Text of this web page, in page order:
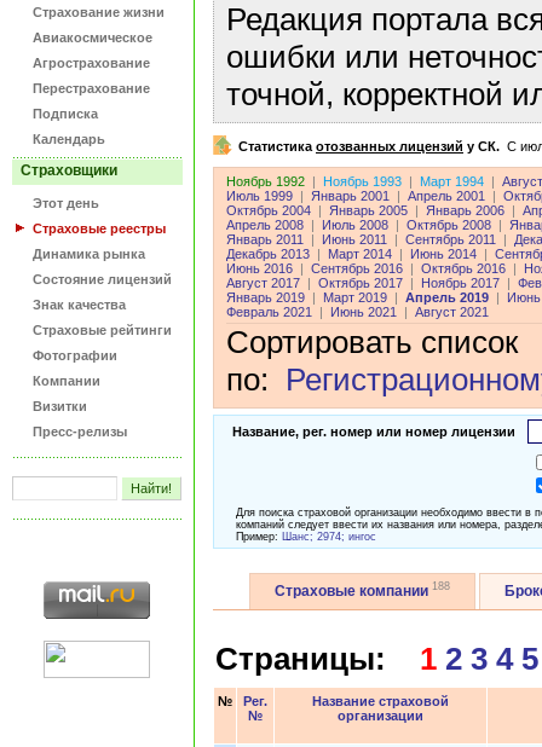
Страхование жизни
Авиакосмическое
Агрострахование
Перестрахование
Подписка
Календарь
Страховщики
Этот день
Страховые реестры
Динамика рынка
Состояние лицензий
Знак качества
Страховые рейтинги
Фотографии
Компании
Визитки
Пресс-релизы
Редакция портала
ошибки или
точной, корректной
Статистика отозванных лицензий у СК. C
Ноябрь 1992 Ноябрь 1993 Март 1994
Июль 1999
Январь 2001 Апрель 2001
Октябрь 2004
Январь 2005 Январь 2006
Апрель 2008
Июль 2008 Октябрь 2008
Январь 2011
Июнь 2011 Сентябрь 2011
Декабрь 2013
Март 2014 Июнь 2014
Июнь 2016
Сентябрь 2016 Октябрь 2016
Август 2017
Октябрь 2017 Ноябрь 2017
Январь 2019
Март 2019 Апрель 2019
Июнь
Февраль 2021
Июнь 2021 Август 2021
Сортировать список
по:
Название, рег. номер или номер лицензии
Для поиска страховой организации необходимо ввести
компаний следует ввести их названия или номера,
Пример: Шанс; 2974; ингос
Страховые компании 188
Страницы: 1 2 3 4 5
№
Рег.
№
Название страховой
организации